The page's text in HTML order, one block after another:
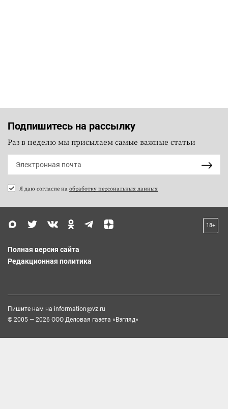
Подпишитесь на рассылку
Раз в неделю мы присылаем самые важные статьи
Я даю согласие на обработку персональных данных
18+
Полная версия сайта
Редакционная политика
Пишите нам на information@vz.ru
© 2005 — 2026 ООО Деловая газета «Взгляд»